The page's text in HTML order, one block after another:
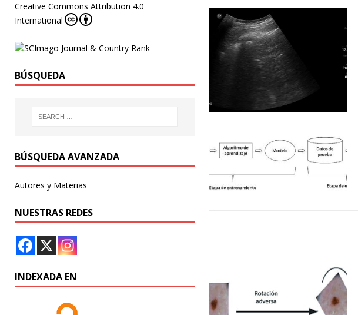
Creative Commons Attribution 4.0
International
BÚSQUEDA
BÚSQUEDA AVANZADA
Autores y Materias
NUESTRAS REDES
INDEXADA EN